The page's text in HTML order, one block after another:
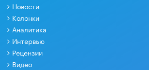
Новости
Колонки
Аналитика
Интервью
Рецензии
Видео